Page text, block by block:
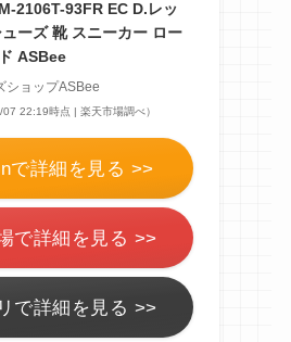
2106T-93FR EC D.レッ
ューズ 靴 スニーカー ロー
ASBee
ショップASBee
07 22:19時点 | 楽天市場調べ）
で詳細を見る >>
で詳細を見る >>
で詳細を見る >>